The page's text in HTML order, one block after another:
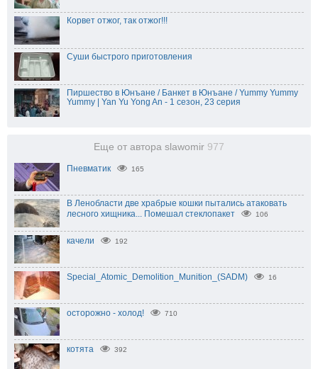
Корвет отжог, так отжог!!!
Суши быстрого приготовления
Пиршество в Юнъане / Банкет в Юнъане / Yummy Yummy
Yummy | Yan Yu Yong An - 1 сезон, 23 серия
Еще от автора slawomir 977
Пневматик 165
В Ленобласти две храбрые кошки пытались атаковать
лесного хищника... Помешал стеклопакет⁠
106
качели 192
Special_Atomic_Demolition_Munition_(SADM) 16
осторожно - холод! 710
котята 392